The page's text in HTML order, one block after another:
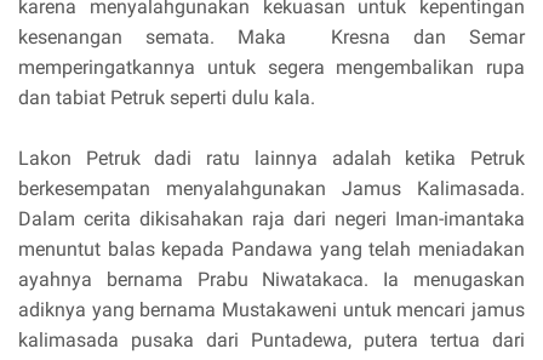
karena menyalahgunakan kekuasan untuk kepentingan
kesenangan semata. Maka Kresna dan Semar
memperingatkannya untuk segera mengembalikan rupa
dan tabiat Petruk seperti dulu kala.
Lakon Petruk dadi ratu lainnya adalah ketika Petruk
berkesempatan menyalahgunakan Jamus Kalimasada.
Dalam cerita dikisahakan raja dari negeri Iman-imantaka
menuntut balas kepada Pandawa yang telah meniadakan
ayahnya bernama Prabu Niwatakaca. Ia menugaskan
adiknya yang bernama Mustakaweni untuk mencari jamus
kalimasada pusaka dari Puntadewa, putera tertua dari